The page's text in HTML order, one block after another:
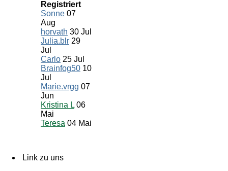
Registriert
Sonne 07
Aug
horvath 30 Jul
Julia.blr 29
Jul
Carlo 25 Jul
Brainfog50 10
Jul
Marie.vrgg 07
Jun
Kristina L 06
Mai
Teresa 04 Mai
Link zu uns